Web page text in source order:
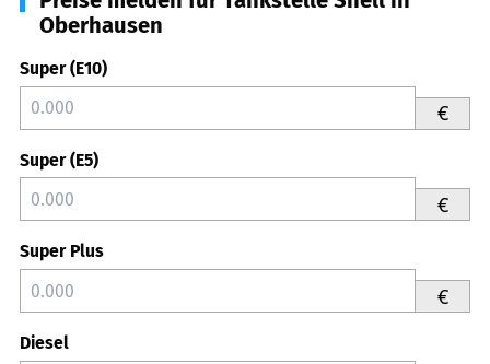
Oberhausen
Super (E10)
€
Super (E5)
€
Super Plus
€
Diesel